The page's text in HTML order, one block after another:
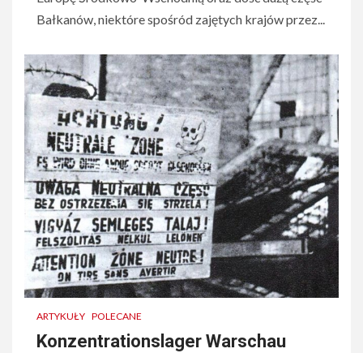
Bałkanów, niektóre spośród zajętych krajów przez...
ARTYKUŁY POLECANE
Konzentrationslager Warschau